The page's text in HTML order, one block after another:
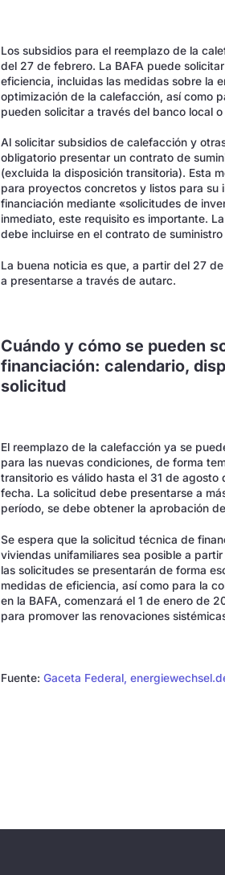
Los subsidios para el reemplazo de la
del 27 de febrero. La BAFA puede
eficiencia, incluidas las medidas sobre la
optimización de la calefacción, así como
pueden solicitar a través del banco local
Al solicitar subsidios de calefacción y
obligatorio presentar un contrato de
(excluida la disposición transitoria). Esta
para proyectos concretos y listos para su
financiación mediante «solicitudes de
inmediato, este requisito es importante.
debe incluirse en el contrato de
La buena noticia es que, a partir del 27
a presentarse a través de autarc.
Cuándo y cómo se pueden
financiación: calendario,
solicitud
El reemplazo de la calefacción ya se
para las nuevas condiciones, de forma
transitorio es válido hasta el 31 de
fecha. La solicitud debe presentarse a
período, se debe obtener la aprobación
Se espera que la solicitud técnica de
viviendas unifamiliares sea posible a
las solicitudes se presentarán de forma
medidas de eficiencia, así como para la
en la BAFA, comenzará el 1 de enero de
para promover las renovaciones
Fuente:Gaceta Federal,